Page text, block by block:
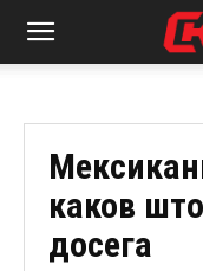
каков
досега